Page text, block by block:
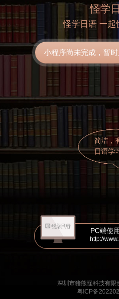
怪学
怪学日语 一起
小程序尚未完成，暂
简洁，
日语学
PC端使
http://
深圳市猪熊怪科技有限
粤ICP备